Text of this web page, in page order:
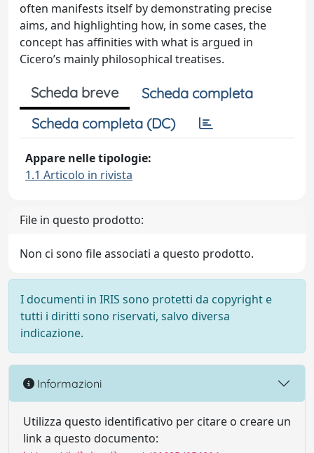
often manifests itself by demonstrating precise
aims, and highlighting how, in some cases, the
concept has affinities with what is argued in
Cicero’s mainly philosophical treatises.
Scheda breve
Scheda completa
Scheda completa (DC)
Appare nelle tipologie:
1.1 Articolo in rivista
File in questo prodotto:
Non ci sono file associati a questo prodotto.
I documenti in IRIS sono protetti da copyright e
tutti i diritti sono riservati, salvo diversa
indicazione.
Informazioni
Utilizza questo identificativo per citare o creare un
link a questo documento: